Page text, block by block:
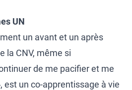
UN
un avant et un après
la CNV, même si
de me pacifier et me
est un co-apprentissage à vie